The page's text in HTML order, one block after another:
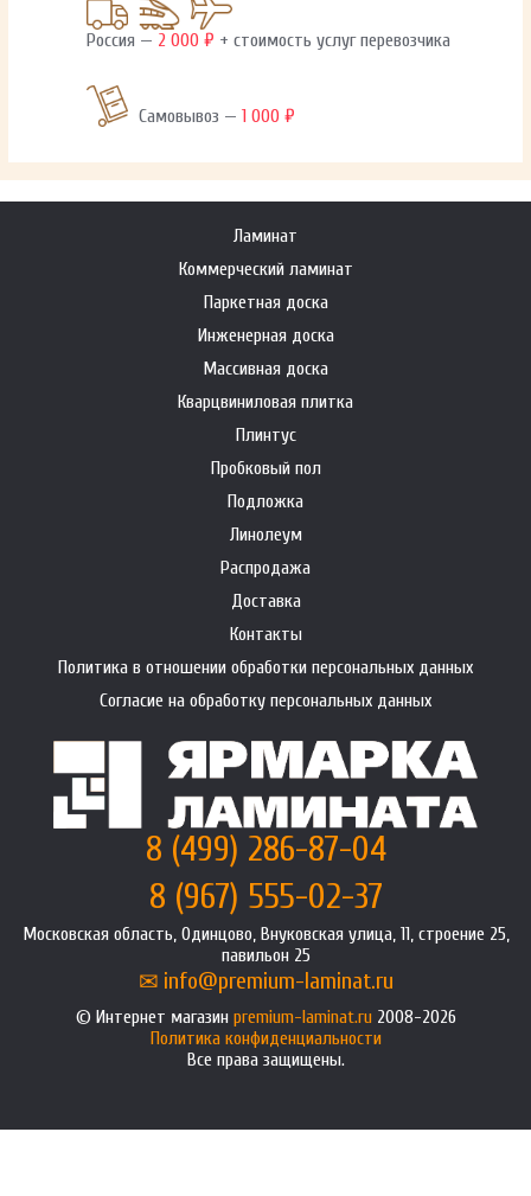
Россия — 2 000 ₽ + стоимость услуг перевозчика
Самовывоз —1 000 ₽
Ламинат
Коммерческий ламинат
Паркетная доска
Инженерная доска
Массивная доска
Кварцвиниловая плитка
Плинтус
Пробковый пол
Подложка
Линолеум
Распродажа
Доставка
Контакты
Политика в отношении обработки персональных данных
Согласие на обработку персональных данных
8 (499) 286-87-04
8 (967) 555-02-37
Московская область, Одинцово, Внуковская улица, 11, строение 25,
павильон 25
info@premium-laminat.ru
Интернет магазин premium-laminat.ru2008-2026
Политика конфиденциальности
Все права защищены.